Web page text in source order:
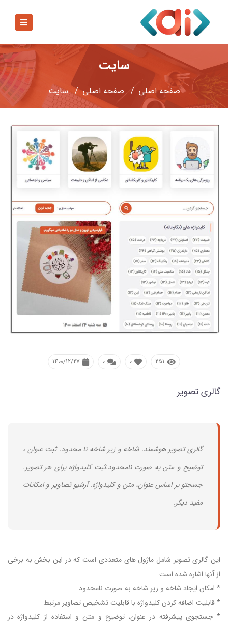
سایت
صفحه اصلی صفحه اصلي سایت
251
0
0
1400/12/27
گالری تصویر
گالری تصویر هوشمند. شاخه و زیر شاخه نا محدود. ثبت عنوان ،
توضیح و متن به صورت نامحدود.ثبت کلیدواژه برای هر تصویر.
جسجتو بر اساس عنوان، متن و کلیدواژه. آرشیو تصاویر و امکانات
مفید دیگر.
این گالری تصویر شامل ماژول های متعددی است که در این بخش به برخی
از آنها اشاره شده است.
* امکان ایجاد شاخه و زیر شاخه به صورت نامحدود
* قابلیت اضافه کردن کلیدواژه با قابلیت تشخیص تصاویر مرتبط
* جستجوی پیشرفته در عنوان، توضیح و متن و استفاده از کلیدواژه در